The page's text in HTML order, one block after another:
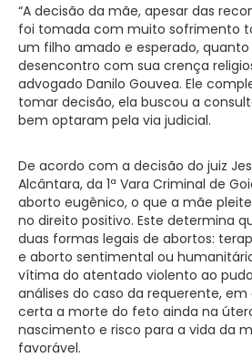
“A decisão da mãe, apesar das
foi tomada com muito sofrimento
um filho amado e esperado, quanto
desencontro com sua crença
advogado Danilo Gouvea. Ele
tomar decisão, ela buscou a
bem optaram pela via judicial.
De acordo com a decisão do juiz
Alcântara, da 1ª Vara Criminal de
aborto eugênico, o que a mãe
no direito positivo. Este determina
duas formas legais de abortos:
e aborto sentimental ou
vítima do atentado violento ao
análises do caso da requerente,
certa a morte do feto ainda na
nascimento e risco para a vida da
favorável.